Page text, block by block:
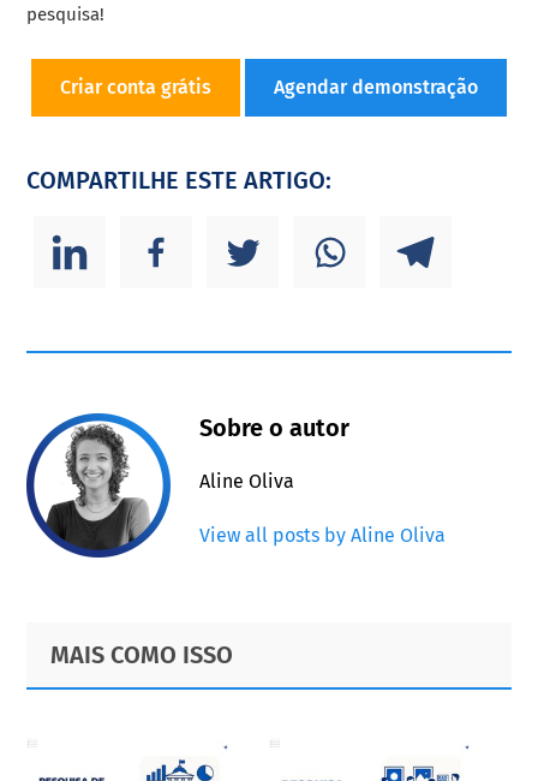
pesquisa!
Criar conta grátis Agendar demonstração
COMPARTILHE ESTE ARTIGO:
Sobre o autor
Aline Oliva
View all posts by Aline Oliva
Primary
Sidebar
Footer
MAIS COMO ISSO